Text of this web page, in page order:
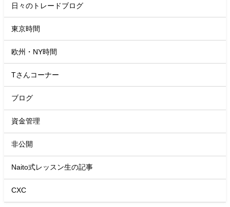
日々のトレードブログ
東京時間
欧州・NY時間
Tさんコーナー
ブログ
資金管理
非公開
Naito式レッスン生の記事
CXC